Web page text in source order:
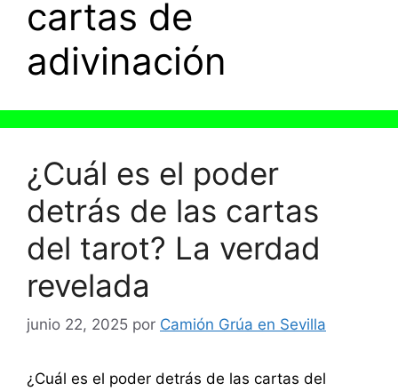
cartas de
adivinación
¿Cuál es el poder
detrás de las cartas
del tarot? La verdad
revelada
junio 22, 2025 por Camión Grúa en Sevilla
¿Cuál es el poder detrás de las cartas del